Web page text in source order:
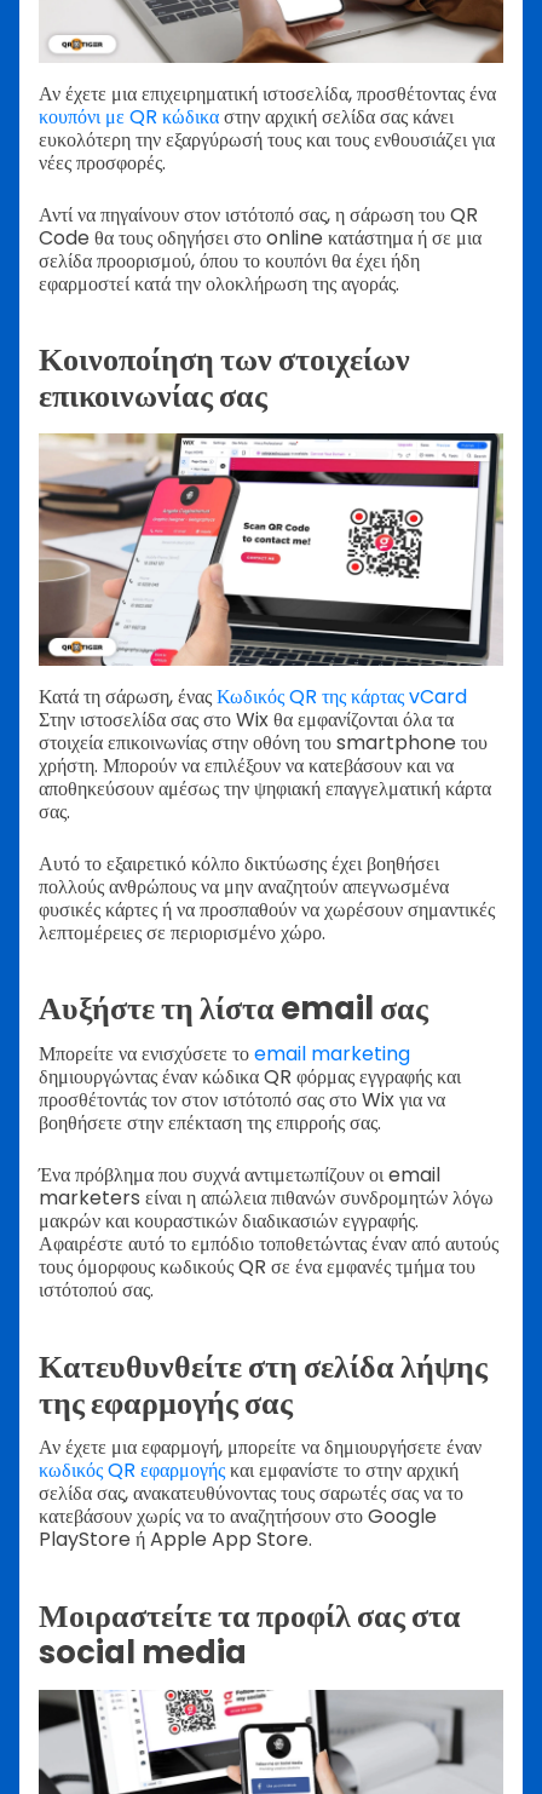
Αν έχετε μια επιχειρηματική ιστοσελίδα, προσθέτοντας ένα
κουπόνι με QR κώδικαστην αρχική σελίδα σας κάνει
ευκολότερη την εξαργύρωσή τους και τους ενθουσιάζει για
νέες προσφορές.
Αντί να πηγαίνουν στον ιστότοπό σας, η σάρωση του QR
Code θα τους οδηγήσει στο online κατάστημα ή σε μια
σελίδα προορισμού, όπου το κουπόνι θα έχει ήδη
εφαρμοστεί κατά την ολοκλήρωση της αγοράς.
Κοινοποίηση των στοιχείων
επικοινωνίας σας
Κατά τη σάρωση, έναςΚωδικός QR της κάρτας vCard
Στην ιστοσελίδα σας στο Wix θα εμφανίζονται όλα τα
στοιχεία επικοινωνίας στην οθόνη του smartphone του
χρήστη. Μπορούν να επιλέξουν να κατεβάσουν και να
αποθηκεύσουν αμέσως την ψηφιακή επαγγελματική κάρτα
σας.
Αυτό το εξαιρετικό κόλπο δικτύωσης έχει βοηθήσει
πολλούς ανθρώπους να μην αναζητούν απεγνωσμένα
φυσικές κάρτες ή να προσπαθούν να χωρέσουν σημαντικές
λεπτομέρειες σε περιορισμένο χώρο.
Αυξήστε τη λίστα email σας
Μπορείτε να ενισχύσετε τοemail marketing
δημιουργώντας έναν κώδικα QR φόρμας εγγραφής και
προσθέτοντάς τον στον ιστότοπό σας στο Wix για να
βοηθήσετε στην επέκταση της επιρροής σας.
Ένα πρόβλημα που συχνά αντιμετωπίζουν οι email
marketers είναι η απώλεια πιθανών συνδρομητών λόγω
μακρών και κουραστικών διαδικασιών εγγραφής.
Αφαιρέστε αυτό το εμπόδιο τοποθετώντας έναν από αυτούς
τους όμορφους κωδικούς QR σε ένα εμφανές τμήμα του
ιστότοπού σας.
Κατευθυνθείτε στη σελίδα λήψης
της εφαρμογής σας
Αν έχετε μια εφαρμογή, μπορείτε να δημιουργήσετε έναν
κωδικός QR εφαρμογήςκαι εμφανίστε το στην αρχική
σελίδα σας, ανακατευθύνοντας τους σαρωτές σας να το
κατεβάσουν χωρίς να το αναζητήσουν στο Google
PlayStore ή Apple App Store.
Μοιραστείτε τα προφίλ σας στα
social media